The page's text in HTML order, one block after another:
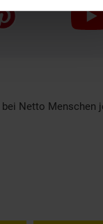
Netto Menschen